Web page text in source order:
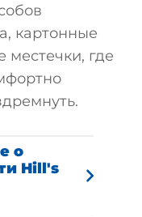
картонные
местечки, где
о
Hill's